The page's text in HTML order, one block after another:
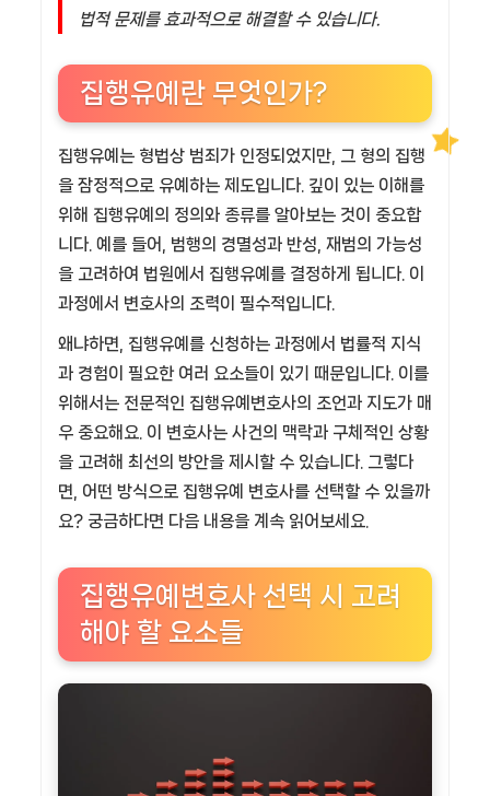
법적 문제를 효과적으로 해결할 수 있습니다.
집행유예란 무엇인가?
집행유예는 형법상 범죄가 인정되었지만, 그 형의 집행
을 잠정적으로 유예하는 제도입니다. 깊이 있는 이해를
위해 집행유예의 정의와 종류를 알아보는 것이 중요합
니다. 예를 들어, 범행의 경멸성과 반성, 재범의 가능성
을 고려하여 법원에서 집행유예를 결정하게 됩니다. 이
과정에서 변호사의 조력이 필수적입니다.
왜냐하면, 집행유예를 신청하는 과정에서 법률적 지식
과 경험이 필요한 여러 요소들이 있기 때문입니다. 이를
위해서는 전문적인 집행유예변호사의 조언과 지도가 매
우 중요해요. 이 변호사는 사건의 맥락과 구체적인 상황
을 고려해 최선의 방안을 제시할 수 있습니다. 그렇다
면, 어떤 방식으로 집행유예 변호사를 선택할 수 있을까
요? 궁금하다면 다음 내용을 계속 읽어보세요.
집행유예변호사 선택 시 고려
해야 할 요소들